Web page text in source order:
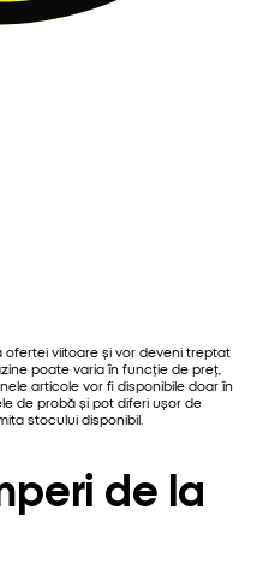
viitoare și vor deveni treptat
poate varia în funcție de preț,
articole vor fi disponibile doar în
de probă și pot diferi ușor de
stocului disponibil.
de la